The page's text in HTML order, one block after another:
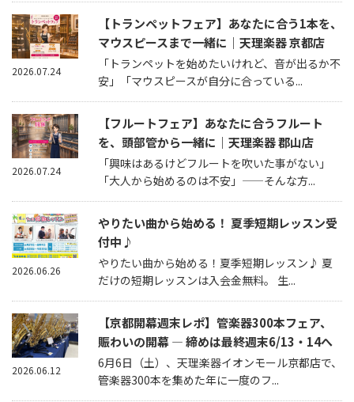
【トランペットフェア】あなたに合う1本を、
マウスピースまで一緒に｜天理楽器 京都店
「トランペットを始めたいけれど、音が出るか不
安」「マウスピースが自分に合っている...
2026.07.24
【フルートフェア】あなたに合うフルート
を、頭部管から一緒に｜天理楽器 郡山店
「興味はあるけどフルートを吹いた事がない」
「大人から始めるのは不安」——そんな方...
2026.07.24
やりたい曲から始める！ 夏季短期レッスン受
付中♪
やりたい曲から始める！夏季短期レッスン♪ 夏
だけの短期レッスンは入会金無料。 生...
2026.06.26
【京都開幕週末レポ】管楽器300本フェア、
賑わいの開幕 — 締めは最終週末6/13・14へ
6月6日（土）、天理楽器イオンモール京都店で、
管楽器300本を集めた年に一度のフ...
2026.06.12